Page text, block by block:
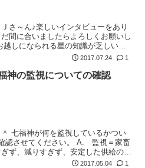
さ～ん♪楽しいインタビューをあり
間に合いましたらよろしくお願いし
しになられる星の知識が乏しいの
もしくは、いろんなルートを経て地
2017.07.24 1
神の監視についての確認
七福神が何を監視しているかつい
認させてください。 A. 監視＝家畜
ず、減りすぎず、安定した供給のた
っては今現在もです。 A. 家畜＝地
2017.05.04 1